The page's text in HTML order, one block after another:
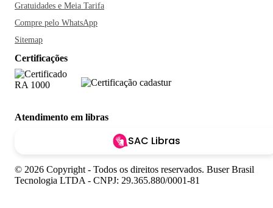
Gratuidades e Meia Tarifa
Compre pelo WhatsApp
Sitemap
Certificações
Atendimento em libras
SAC Libras
© 2026 Copyright - Todos os direitos reservados. Buser Brasil
Tecnologia LTDA - CNPJ: 29.365.880/0001-81